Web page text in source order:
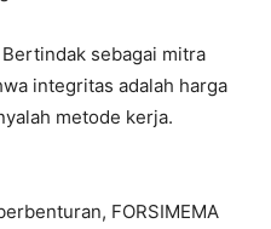
IN
sebagai mitra
integritas adalah harga
metode kerja.
FORSIMEMA